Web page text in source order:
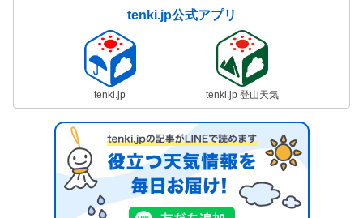
tenki.jp公式アプリ
tenki.jp tenki.jp 登山天気